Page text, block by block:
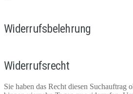
Widerrufsbelehrung
Widerrufsrecht
Sie haben das Recht diesen Suchauftrag